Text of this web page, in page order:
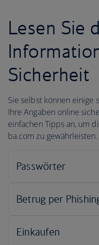
Lesen Sie
Sicherheit
Sie selbst können einige
Ihre Angaben online
einfachen Tipps an, um
ba.com zu gewährleisten.